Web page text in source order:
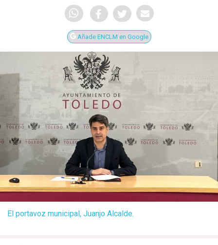
Añade ENCLM en Google
El portavoz municipal, Juanjo Alcalde.